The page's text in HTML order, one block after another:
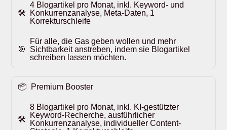
4 Blogartikel pro Monat, inkl. Keyword- und
Konkurrenzanalyse, Meta-Daten, 1
Korrekturschleife
Für alle, die Gas geben wollen und mehr
Sichtbarkeit anstreben, indem sie Blogartikel
schreiben lassen möchten.
Premium Booster
8 Blogartikel pro Monat, inkl. KI-gestützter
Keyword-Recherche, ausführlicher
Konkurrenzanalyse, individueller Content-